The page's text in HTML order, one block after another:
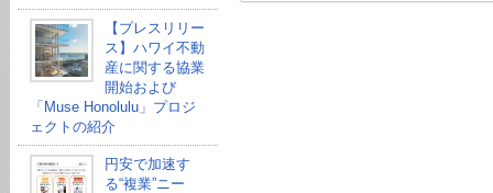
【プレスリリー
ス】ハワイ不動
産に関する協業
開始および
「Muse Honolulu」プロジ
ェクトの紹介
円安で加速す
る“複業”ニー